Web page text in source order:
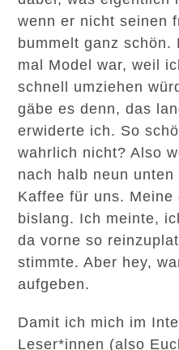
wenn er nicht seinen
bummelt ganz
mal Model war, weil
schnell umziehen
gäbe es denn, das
erwiderte ich. So
wahrlich nicht? Also
nach halb neun
Kaffee für uns.
bislang. Ich meinte,
da vorne so
stimmte. Aber hey,
aufgeben.
Damit ich mich im
Leser*innen (also